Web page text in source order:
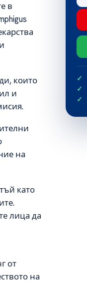
в
които
и
на
като
лица да
от
на